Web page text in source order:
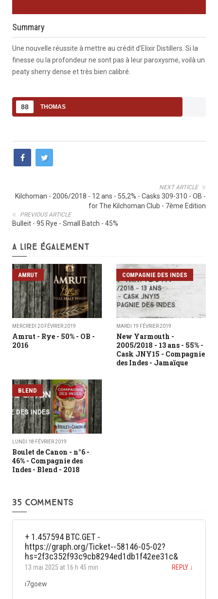
Summary
Une nouvelle réussite à mettre au crédit d’Elixir Distillers. Si la
finesse ou la profondeur ne sont pas à leur paroxysme, voilà un
peaty sherry dense et très bien calibré.
88 THOMAS
NEXT ARTICLE
Kilchoman - 2006/2018 - 12 ans - 55,2% - Casks 309-310 - OB -
for The Kilchoman Club - 7ème Edition
PREVIOUS ARTICLE
Bulleit - 95 Rye - Small Batch - 45%
A LIRE ÉGALEMENT
AMRUT
MERCREDI 20 FÉVRIER 2019
Amrut - Rye - 50% - OB -
2016
COMPAGNIE DES INDES
MARDI 19 FÉVRIER 2019
New Yarmouth -
2005/2018 - 13 ans - 55% -
Cask JNY15 - Compagnie
des Indes - Jamaïque
BLEND
LUNDI 18 FÉVRIER 2019
Boulet de Canon - n°6 -
46% - Compagnie des
Indes - Blend - 2018
35 COMMENTS
+ 1.457594 BTC.GET -
https://graph.org/Ticket--58146-05-02?
hs=2f3c352f93c9cb8294ed1db1f42ee31c&
13 mai 2025 at 16 h 45 min REPLY ↓
i7goew